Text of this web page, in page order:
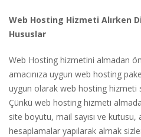
Web Hosting Hizmeti Alırken
Hususlar
Web Hosting hizmetini almadan
amacınıza uygun web hosting
uygun olarak web hosting hizmeti
Çünkü web hosting hizmeti
site boyutu, mail sayısı ve kutusu,
hesaplamalar yapılarak almak